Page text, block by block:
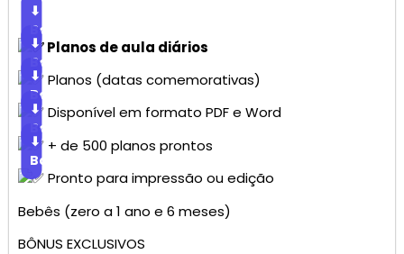
⬇
Baixar
Planos de aula diários
⬇
Baixar
Planos (datas comemorativas)
⬇
Baixar
Disponível em formato PDF e Word
⬇
Baixar
+ de 500 planos prontos
⬇
Baixar
Pronto para impressão ou edição
Bebês (zero a 1 ano e 6 meses)
BÔNUS EXCLUSIVOS